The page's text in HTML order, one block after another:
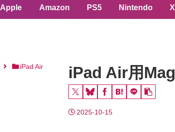
Apple Amazon PS5 Nintendo
iPad Air iPad Air用
2025-10-15